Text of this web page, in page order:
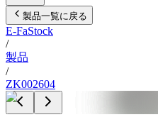
製品一覧に戻る
E-FaStock
/
製品
/
ZK002604